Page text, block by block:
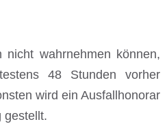
nicht wahrnehmen können,
48 Stunden vorher
wird ein Ausfallhonorar
gestellt.